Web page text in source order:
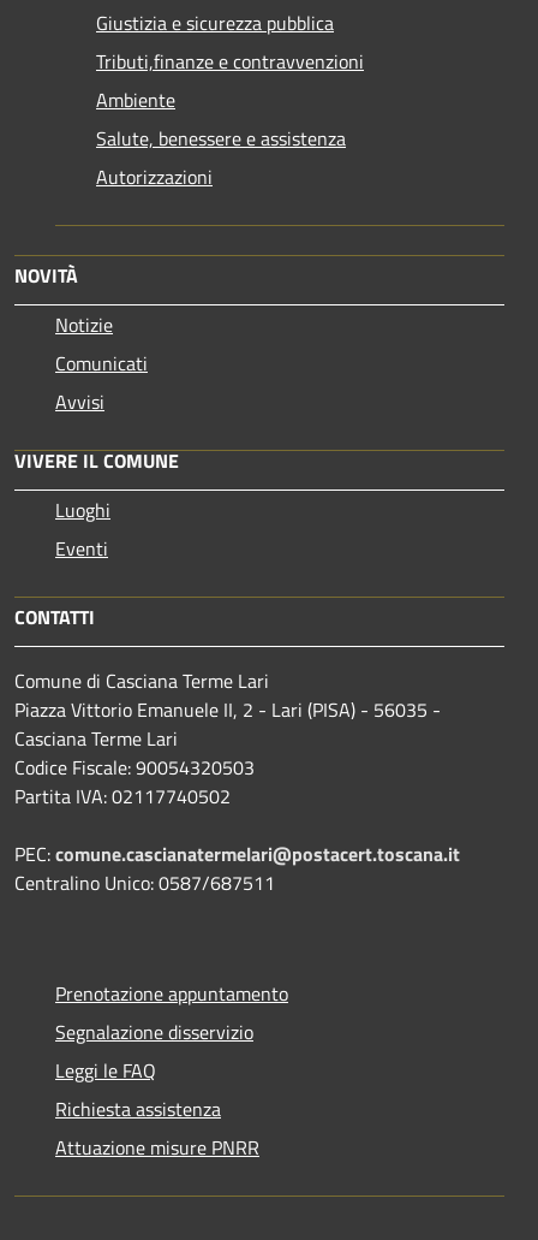
Giustizia e sicurezza pubblica
Tributi,finanze e contravvenzioni
Ambiente
Salute, benessere e assistenza
Autorizzazioni
NOVITÀ
Notizie
Comunicati
Avvisi
VIVERE IL COMUNE
Luoghi
Eventi
CONTATTI
Comune di Casciana Terme Lari
Piazza Vittorio Emanuele II, 2 - Lari (PISA) - 56035 -
Casciana Terme Lari
Codice Fiscale: 90054320503
Partita IVA: 02117740502
PEC:comune.cascianatermelari@postacert.toscana.it
Centralino Unico: 0587/687511
Prenotazione appuntamento
Segnalazione disservizio
Leggi le FAQ
Richiesta assistenza
Attuazione misure PNRR